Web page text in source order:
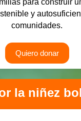
y
comunidades.
Quiero donar
la niñez